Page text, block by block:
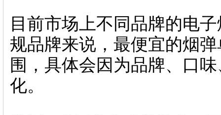
目前市场上不同品牌的电
规品牌来说，最便宜的烟
围，具体会因为品牌、口
化。